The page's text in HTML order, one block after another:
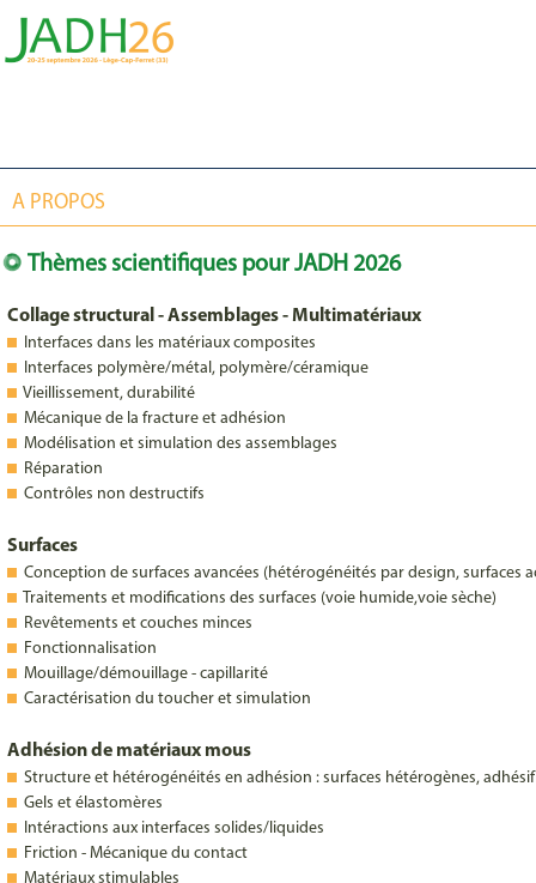
A PROPOS
Thèmes scientifiques pour JADH 2026
Collage structural - Assemblages - Multimatériaux
Interfaces dans les matériaux composites
Interfaces polymère/métal, polymère/céramique
Vieillissement, durabilité
Mécanique de la fracture et adhésion
Modélisation et simulation des assemblages
Réparation
Contrôles non destructifs
Surfaces
Conception de surfaces avancées (hétérogénéités par design, surfaces
Traitements et modifications des surfaces (voie humide,voie sèche)
Revêtements et couches minces
Fonctionnalisation
Mouillage/démouillage - capillarité
Caractérisation du toucher et simulation
Adhésion de matériaux mous
Structure et hétérogénéités en adhésion : surfaces hétérogènes,
Gels et élastomères
Intéractions aux interfaces solides/liquides
Friction - Mécanique du contact
Matériaux stimulables